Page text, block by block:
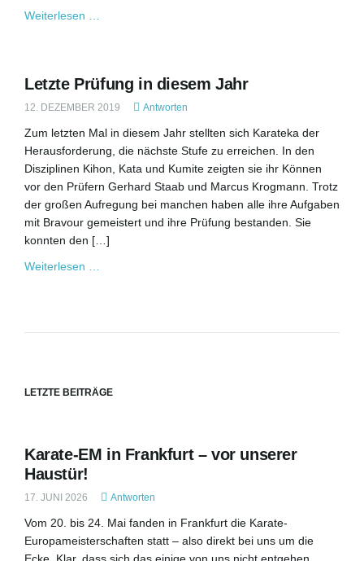
i
n
Weiterlesen …
Letzte Prüfung in diesem Jahr
12. DEZEMBER 2019 Antworten
Zum letzten Mal in diesem Jahr stellten sich Karateka der
Herausforderung, die nächste Stufe zu erreichen. In den
Disziplinen Kihon, Kata und Kumite zeigten sie ihr Können
vor den Prüfern Gerhard Staab und Marcus Krogmann. Trotz
der großen Aufregung bei manchen haben alle ihre Aufgaben
mit Bravour gemeistert und ihre Prüfung bestanden. Sie
konnten den […]
Weiterlesen …
LETZTE BEITRÄGE
Karate-EM in Frankfurt – vor unserer
Haustür!
17. JUNI 2026 Antworten
Vom 20. bis 24. Mai fanden in Frankfurt die Karate-
Europameisterschaften statt – also direkt bei uns um die